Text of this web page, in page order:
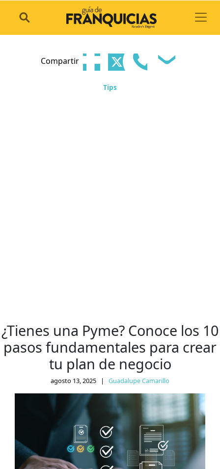
Compartir
Tips
¿Tienes una Pyme? Conoce los 10
pasos fundamentales para crear
tu plan de negocio
agosto 13, 2025 | Guadalupe Camarillo